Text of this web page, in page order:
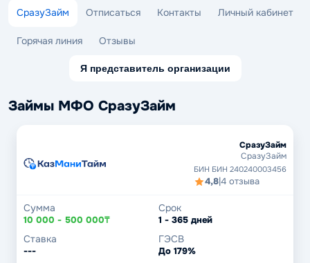
СразуЗайм Отписаться Контакты Личный кабинет
Горячая линия Отзывы
Я представитель организации
Займы МФО СразуЗайм
СразуЗайм
СразуЗайм
БИН БИН 240240003456
4,8|4 отзыва
Сумма
10 000 - 500 000₸
Срок
1 - 365 дней
Ставка
---
ГЭСВ
До 179%